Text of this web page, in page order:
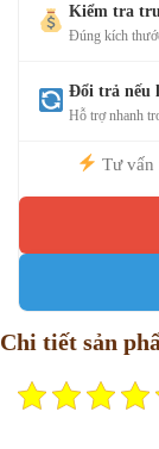
Kiểm tra
Đúng kích
Đổi trả nếu
Hỗ trợ nhanh
Tư vấn
Chi tiết sản